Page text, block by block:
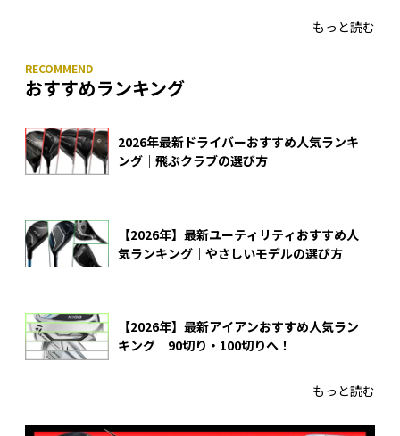
もっと読む
おすすめランキング
2026年最新ドライバーおすすめ人気ランキ
ング｜飛ぶクラブの選び方
【2026年】最新ユーティリティおすすめ人
気ランキング｜やさしいモデルの選び方
【2026年】最新アイアンおすすめ人気ラン
キング｜90切り・100切りへ！
もっと読む